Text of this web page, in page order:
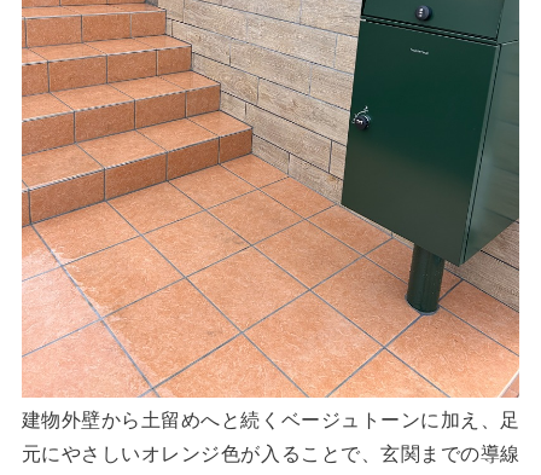
建物外壁から土留めへと続くベージュトーンに加え、足
元にやさしいオレンジ色が入ることで、玄関までの導線